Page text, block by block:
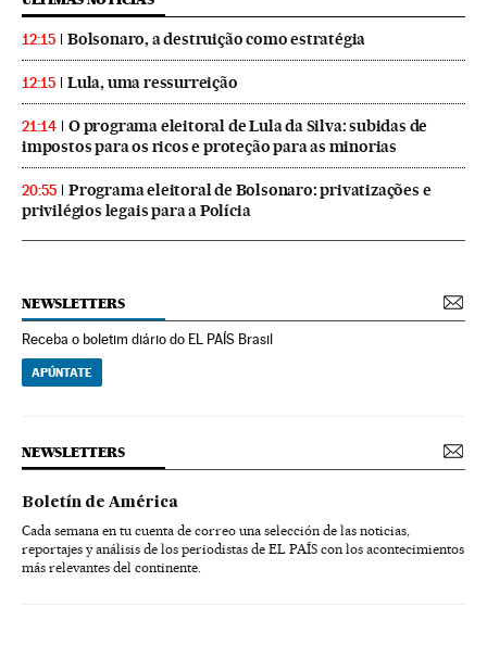
12:15 Bolsonaro, a destruição como estratégia
12:15 Lula, uma ressurreição
21:14
O programa eleitoral de Lula da Silva: subidas de
impostos para os ricos e proteção para as minorias
20:55
Programa eleitoral de Bolsonaro: privatizações e
privilégios legais para a Polícia
NEWSLETTERS
Receba o boletim diário do EL PAÍS Brasil
APÚNTATE
NEWSLETTERS
Boletín de América
Cada semana en tu cuenta de correo una selección de las noticias,
reportajes y análisis de los periodistas de EL PAÍS con los acontecimientos
más relevantes del continente.